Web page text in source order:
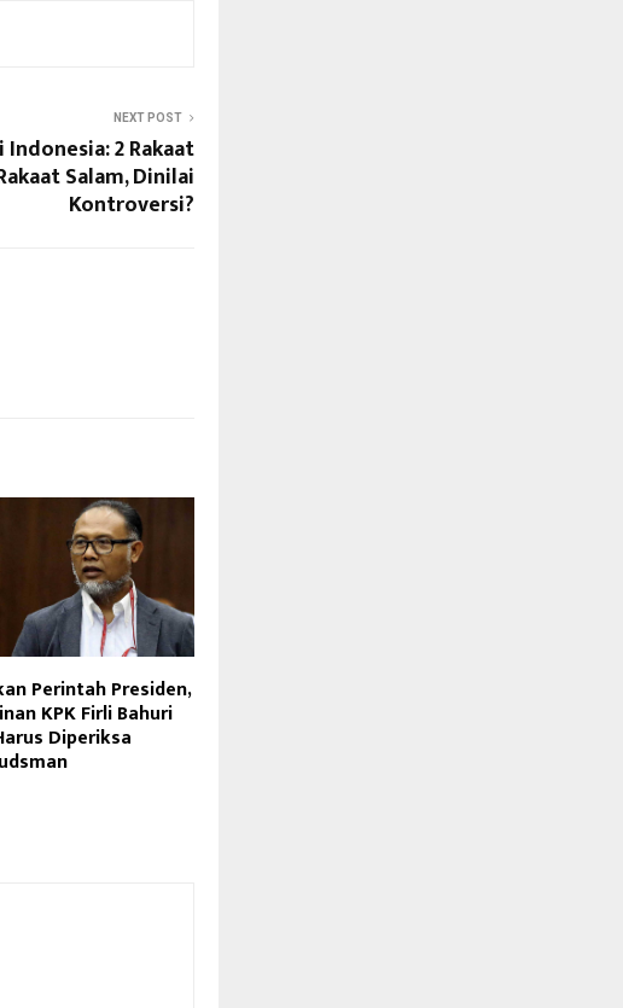
NEXT POST
2 Rakaat
Salam, Dinilai
Kontroversi?
Perintah Presiden,
KPK Firli Bahuri
Diperiksa